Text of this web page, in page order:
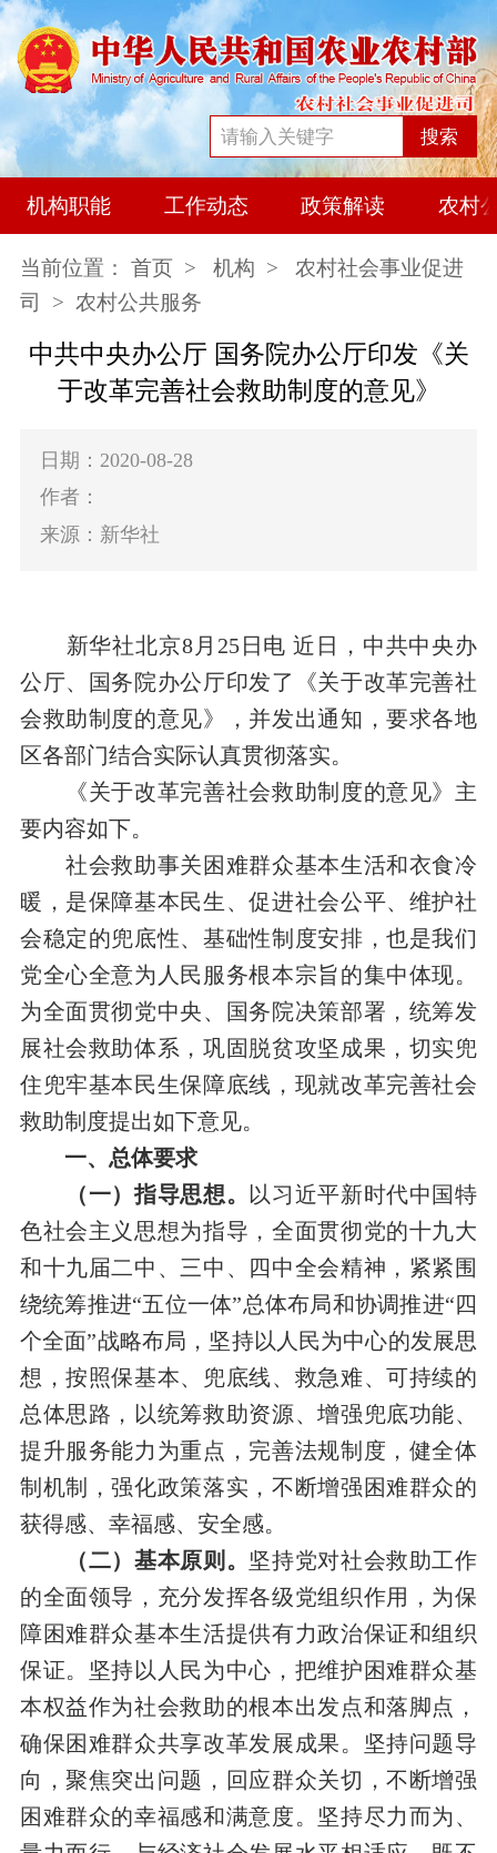
搜索
机构职能 工作动态 政策解读 农村
当前位置： 首页 > 机构 >
农村社会事业促进
司
> 农村公共服务
中共中央办公厅 国务院办公厅印发《关
于改革完善社会救助制度的意见》
日期：2020-08-28
作者：
来源：新华社
新华社北京8月25日电 近日，中共中央办
公厅、国务院办公厅印发了《关于改革完善社
会救助制度的意见》，并发出通知，要求各地
区各部门结合实际认真贯彻落实。
《关于改革完善社会救助制度的意见》主
要内容如下。
社会救助事关困难群众基本生活和衣食冷
暖，是保障基本民生、促进社会公平、维护社
会稳定的兜底性、基础性制度安排，也是我们
党全心全意为人民服务根本宗旨的集中体现。
为全面贯彻党中央、国务院决策部署，统筹发
展社会救助体系，巩固脱贫攻坚成果，切实兜
住兜牢基本民生保障底线，现就改革完善社会
救助制度提出如下意见。
一、总体要求
（一）指导思想。
以习近平新时代中国特
色社会主义思想为指导，全面贯彻党的十九大
和十九届二中、三中、四中全会精神，紧紧围
绕统筹推进“五位一体”总体布局和协调推进“四
个全面”战略布局，坚持以人民为中心的发展思
想，按照保基本、兜底线、救急难、可持续的
总体思路，以统筹救助资源、增强兜底功能、
提升服务能力为重点，完善法规制度，健全体
制机制，强化政策落实，不断增强困难群众的
获得感、幸福感、安全感。
（二）基本原则。 坚持党对社会救助工作
的全面领导，充分发挥各级党组织作用，为保
障困难群众基本生活提供有力政治保证和组织
保证。坚持以人民为中心，把维护困难群众基
本权益作为社会救助的根本出发点和落脚点，
确保困难群众共享改革发展成果。坚持问题导
向，聚焦突出问题，回应群众关切，不断增强
困难群众的幸福感和满意度。坚持尽力而为、